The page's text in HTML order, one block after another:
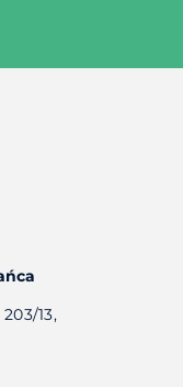
13,